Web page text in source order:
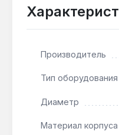
инструмент для
Нет — головка
Какой крепёж
Производитель
Тип оборудования
Диаметр
Материал корпуса